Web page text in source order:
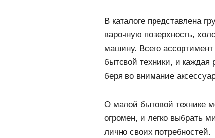
В каталоге представлена
варочную поверхность,
машину. Всего ассортимент
бытовой техники, и
беря во внимание
О малой бытовой технике
огромен, и легко выбрать
лично своих потребностей.